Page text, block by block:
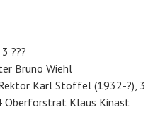
???
Bruno Wiehl
Karl Stoffel (1932-?), 3
Oberforstrat Klaus Kinast